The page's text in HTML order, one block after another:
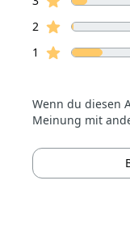
2 Sterne
1
Sterne
Wenn du diesen
Meinung mit